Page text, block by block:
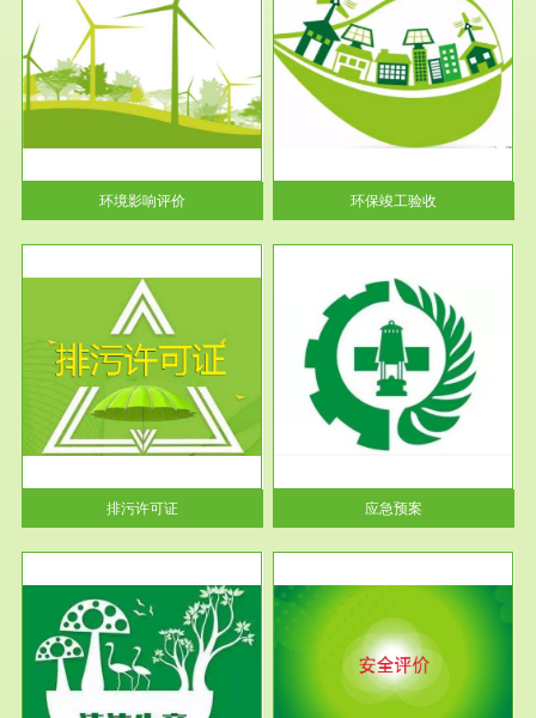
环境影响评价
服务范围
环保竣工验收
根据《建设项目环境保护管理条
例》第十七条 编制环境影响报
告书、...
环保竣工验收
排污许可证
服务范围
应急预案
根据《中华人民共和国环境保护
法》第十九条 企业事业单位应
当按照...
应急预案
服务范围
安全评价